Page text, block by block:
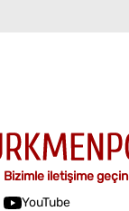
Bizimle iletişime geçin
YouTube